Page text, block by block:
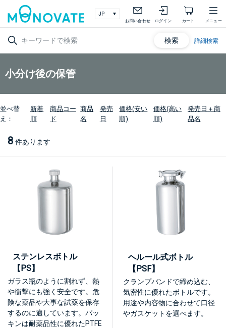
お問い合わせ ログイン カート メニュー
検索 詳細検索
小分け後の保管
並べ替
え：
新着
順
商品コー
ド
商品
名
発売
日
価格(安い
順)
価格(高い
順)
発売日＋商
品名
8 件あります
ステンレスボトル
【PS】
ガラス瓶のように割れず、熱
や衝撃にも強く安全です。危
険な薬品や大事な試薬を保存
するのに適しています。パッ
キンは耐薬品性に優れたPTFE
ヘルール式ボトル
【PSF】
クランプバンドで締め込む、
気密性に優れたボトルです。
用途や内容物に合わせて口径
やガスケットを選べます。